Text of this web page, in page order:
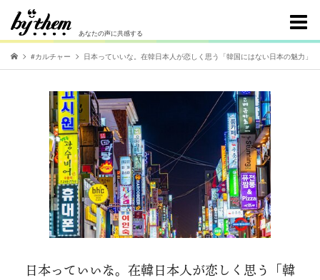
あなたの声に共感する
#カルチャー 日本っていいな。在韓日本人が恋しく思う「韓国にはない日本の魅力」
日本っていいな。在韓日本人が恋しく思う「韓